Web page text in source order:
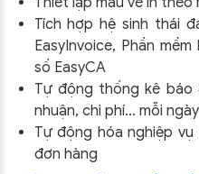
Tích hợp hệ sinh thái
EasyInvoice, Phần
số EasyCA
Tự động thống kê
nhuận, chi phí… mỗi ngày
Tự động hóa nghiệp
đơn hàng